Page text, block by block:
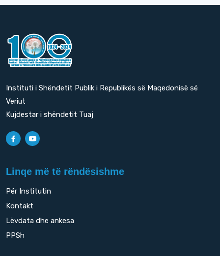
Instituti i Shëndetit Publik i Republikës së Maqedonisë së
Veriut
Kujdestar i shëndetit Tuaj
Linqe më të rëndësishme
Për Institutin
Kontakt
Lëvdata dhe ankesa
PPSh